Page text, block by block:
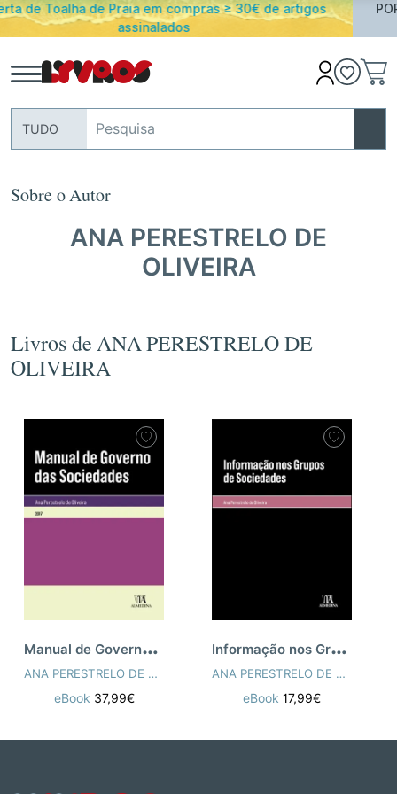
de artigos
PORTES GRATUITOS em encomendas
Portugal Continental
TUDO
Sobre o Autor
ANA PERESTRELO DE
OLIVEIRA
Livros de ANA PERESTRELO DE
OLIVEIRA
M
anual de Governo das Sociedades
ANA PERESTRELO DE OLIVEIRA
eBook 37,99€
I
nformação nos Grupos de Sociedades
ANA PERESTRELO DE OLIVEIRA
eBook 17,99€